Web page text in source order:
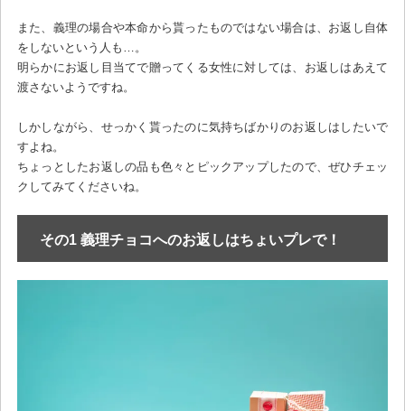
また、義理の場合や本命から貰ったものではない場合は、お返し自体
をしないという人も…。
明らかにお返し目当てで贈ってくる女性に対しては、お返しはあえて
渡さないようですね。
しかしながら、せっかく貰ったのに気持ちばかりのお返しはしたいで
すよね。
ちょっとしたお返しの品も色々とピックアップしたので、ぜひチェッ
クしてみてくださいね。
その1 義理チョコへのお返しはちょいプレで！